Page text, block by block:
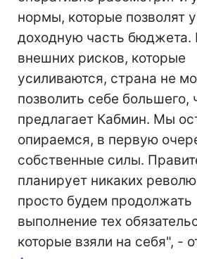
нормы, которые позволят
доходную часть бюджета.
внешних рисков, которые
усиливаются, страна не
позволить себе большего,
предлагает Кабмин. Мы
опираемся, в первую
собственные силы.
планирует никаких
просто будем продолжать
выполнение тех
которые взяли на себя", -